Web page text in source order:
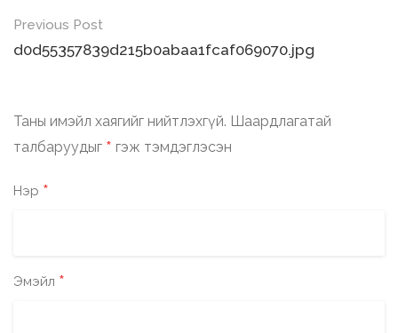
Post
navigation
Previous Post
d0d55357839d215b0abaa1fcaf069070.jpg
Таны имэйл хаягийг нийтлэхгүй. Шаардлагатай
талбаруудыг * гэж тэмдэглэсэн
Нэр *
Эмэйл *